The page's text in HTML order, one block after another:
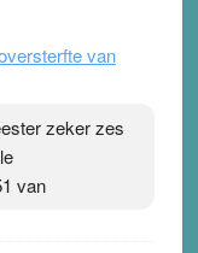
van
zeker zes
van